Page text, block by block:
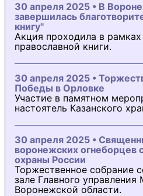
30 апреля 2025 • В
завершилась
книгу"
Акция проходила в
православной книги.
30 апреля 2025 •
Победы в Орловке
Участие в памятном
настоятель Казанского
30 апреля 2025 •
воронежских огнеборцев
охраны России
Торжественное собрание
зале Главного
Воронежской области.